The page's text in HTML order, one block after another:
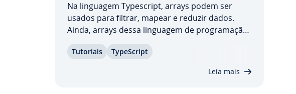
Na linguagem Ty­pes­cript, arrays podem ser
usados para filtrar, mapear e reduzir dados.
Ainda, arrays dessa linguagem de pro­gra­ma­ção
arrays Ja­vaS­cript não têm), por serem capazes
de detectar erros, como acessos a elementos in­
Tutoriais Ty­peS­cript
Leia mais